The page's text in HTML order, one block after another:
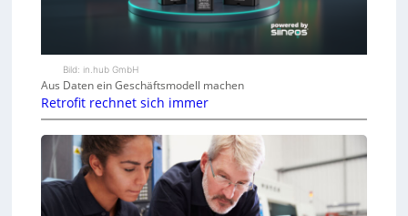
Bild: in.hub GmbH
Aus Daten ein Geschäftsmodell machen
Retrofit rechnet sich immer